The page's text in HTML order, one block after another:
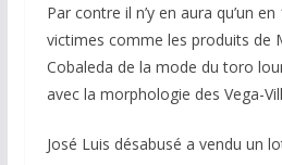
Par contre il n’y en aura qu’un
victimes comme les produits de
Cobaleda de la mode du toro
avec la morphologie des Vega-
José Luis désabusé a vendu un